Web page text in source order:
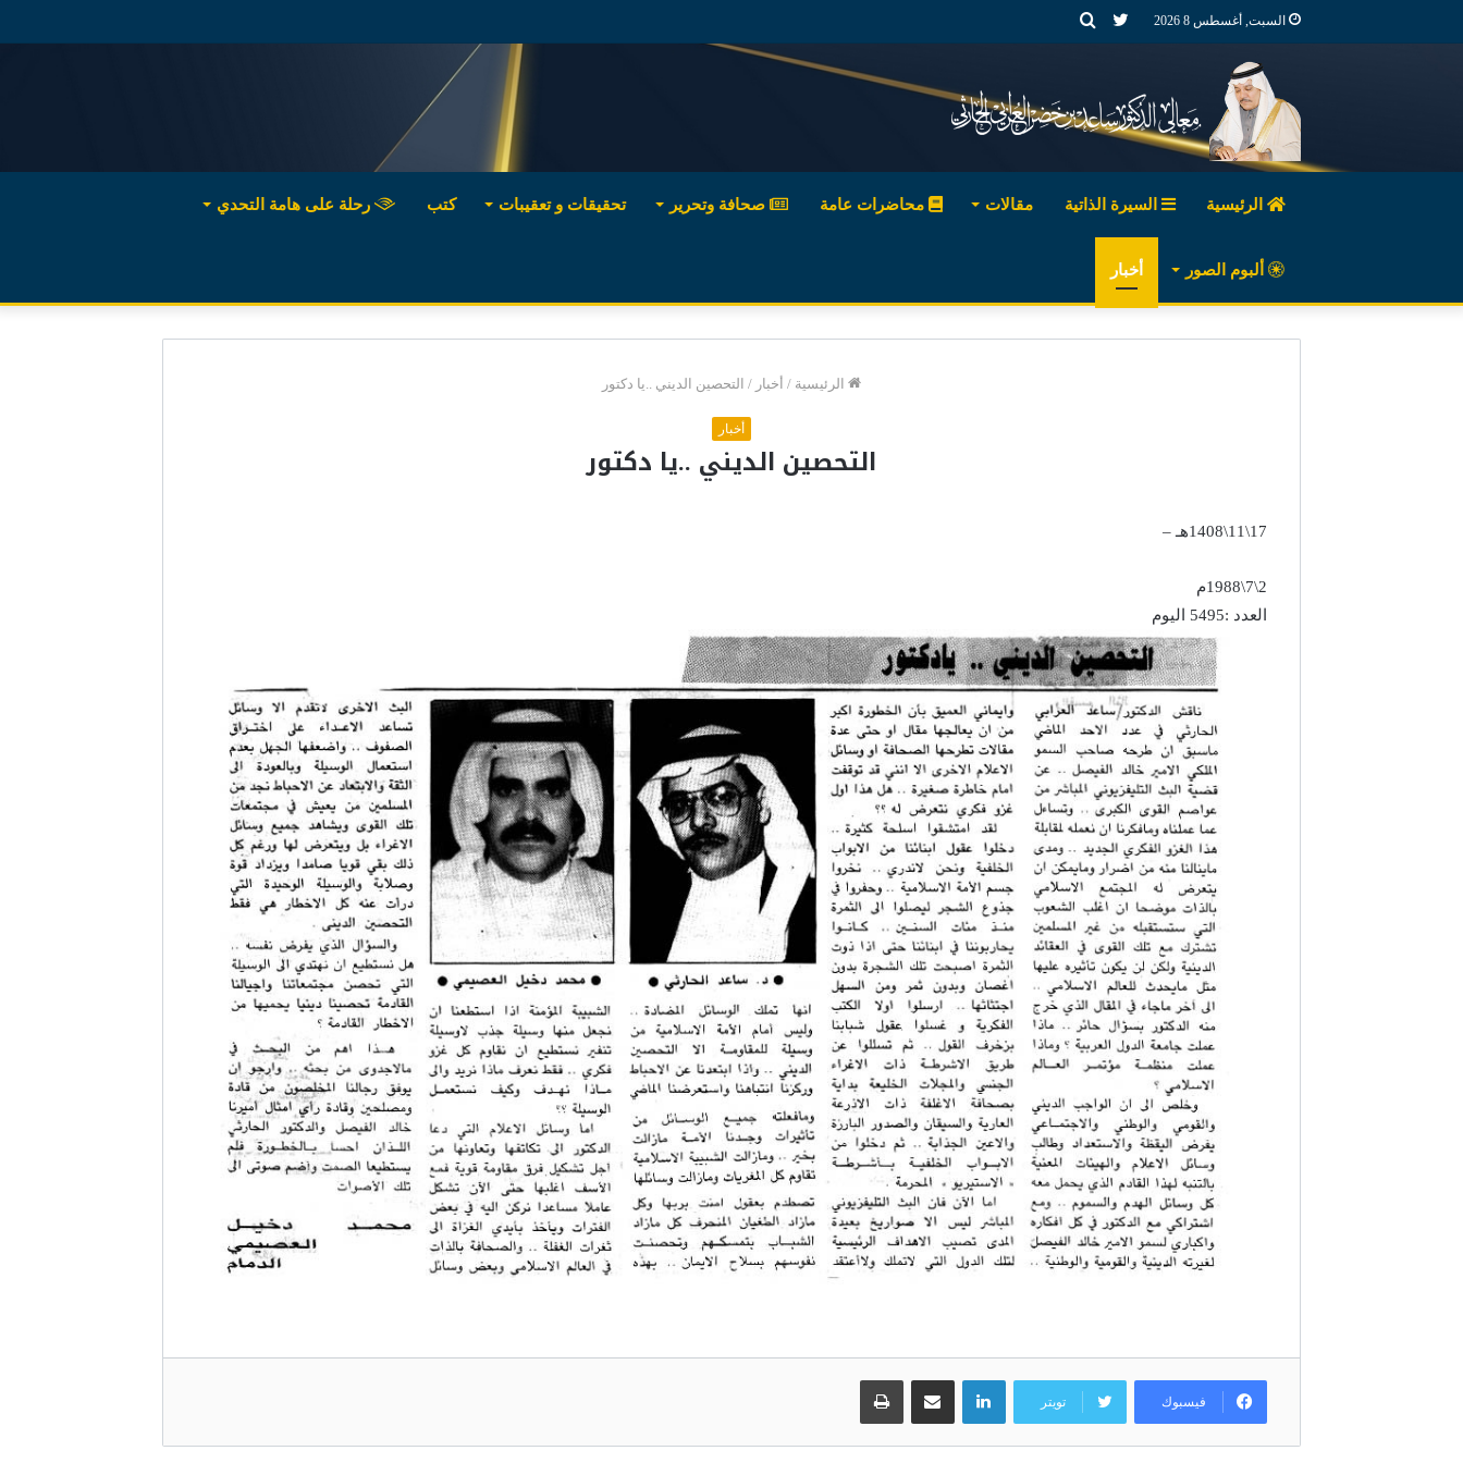
السبت, أغسطس 8 2026 بحثتويتر
الرئيسية السيرة الذاتية مقالات محاضرات عامة صحافة وتحرير تحقيقات و تعقيبات كتب رحلة على هامة التحدي
ألبوم الصور أخبار
الرئيسية / أخبار / التحصين الديني ..يا دكتور
أخبار
التحصين الديني ..يا دكتور
17\11\1408هـ –
2\7\1988م
العدد :5495 اليوم
فيسبوك تويتر
لينكدإن مشاركة عبر البريد